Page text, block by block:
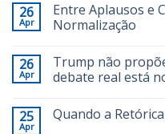
26
Apr
Entre Aplausos e
Normalização
26
Apr
Trump não
debate real está
25
Apr
Quando a